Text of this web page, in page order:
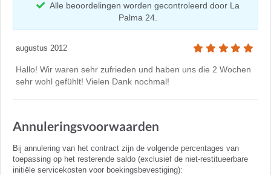
Alle beoordelingen worden gecontroleerd door La
Palma 24.
augustus 2012
Hallo! Wir waren sehr zufrieden und haben uns die 2 Wochen
sehr wohl gefühlt! Vielen Dank nochmal!
Annuleringsvoorwaarden
Bij annulering van het contract zijn de volgende percentages van
toepassing op het resterende saldo (exclusief de niet-restitueerbare
initiële servicekosten voor boekingsbevestiging):